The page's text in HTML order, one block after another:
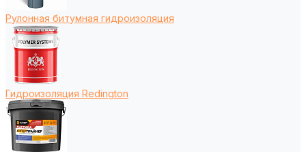
Рулонная битумная гидроизоляция
Гидроизоляция Redington